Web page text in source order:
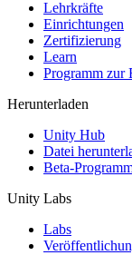
XR-Spiele
XR-Spiele
Multiplayer-Spiele
Vereinfachte
Lehrkräfte
Einrichtungen
Zertifizierung
Learn
Programm zur
Herunterladen
Unity Hub
Datei
Beta-
Unity Labs
Labs